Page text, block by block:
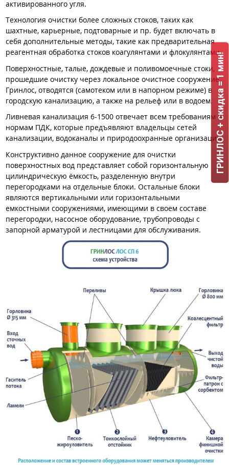
активированного угля.
Технология очистки более сложных стоков, таких как
шахтные, карьерные, подтоварные и пр. будет включать в
себя дополнительные методы, такие как предварительная
реагентная обработка стоков коагулянтами и флокулянтами.
Поверхностные, талые, дождевые и поливомоечные стоки,
прошедшие очистку через локальное очистное сооружение
Гринлос, отводятся (самотеком или в напорном режиме) в
городскую канализацию, а также на рельеф или в водоем.
Ливневая канализация 6-1500 отвечает всем требованиям и
нормам ПДК, которые предъявляют владельцы сетей
канализации, водоканалы и природоохранные организации.
Конструктивно данное сооружение для очистки
поверхностных вод представляет собой горизонтальную
цилиндрическую ёмкость, разделенную внутри
перегородками на отдельные блоки. Остальные блоки
являются вертикальными или горизонтальными
емкостными сооружениями, имеющими в своем составе
перегородки, насосное оборудование, трубопроводы с
запорной арматурой и лестницами для обслуживания.
ГРИНЛОС + скидка = 1 мин!